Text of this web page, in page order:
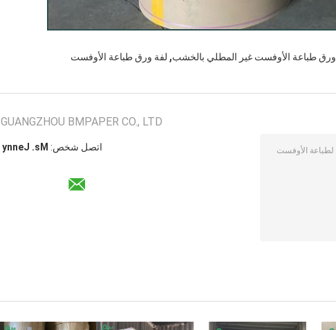
ورق طباعة الأوفست غير المطلي بالخشب, لفة ورق طباعة الأوفست
GUANGZHOU BMPAPER CO., LTD.
اتصل شخص: Ms. Jenny